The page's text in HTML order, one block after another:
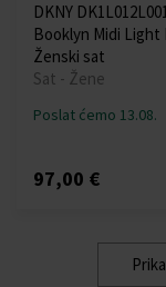
DKNY
Booklyn Midi Light
Ženski sat
Sat - Žene
Poslat ćemo 13.08.
97,00 €